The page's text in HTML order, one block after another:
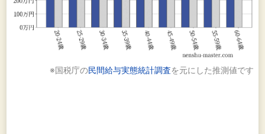
※国税庁の民間給与実態統計調査を元にした推測値です